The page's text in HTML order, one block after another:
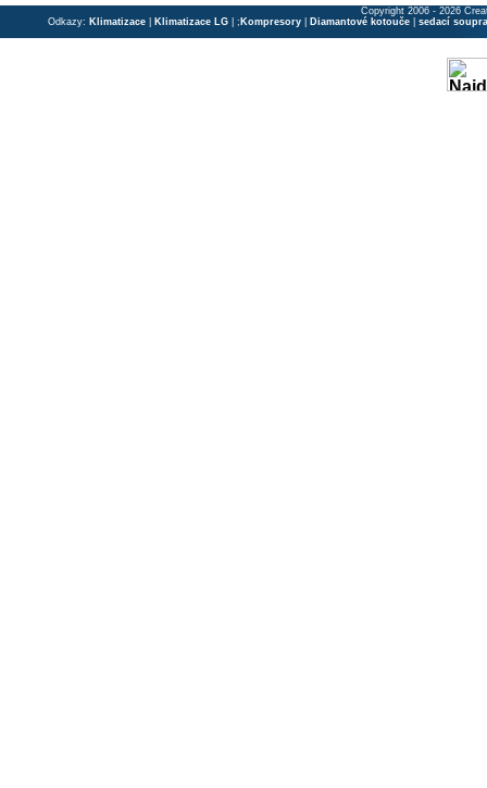
Copyright 2006 - 2026
Odkazy: Klimatizace Klimatizace LG | ; Kompresory Diamantové kotouče sedací